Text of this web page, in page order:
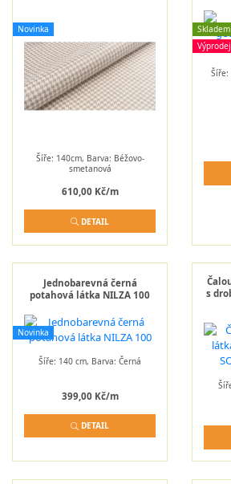
Novinka
Šíře: 140cm, Barva: Béžovo-
smetanová
610,00 Kč/m
DETAIL
Skladem
Výprodej
Šíře:
Jednobarevná černá
potahová látka NILZA 100
Novinka
Šíře: 140 cm, Barva: Černá
399,00 Kč/m
DETAIL
s